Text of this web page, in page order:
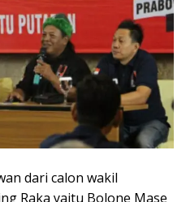
dari calon wakil
Raka yaitu Bolone Mase